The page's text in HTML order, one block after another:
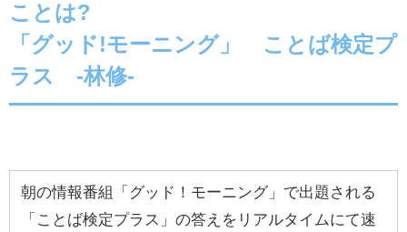
ことは?
「グッド!モーニング」 ことば検定プ
ラス -林修-
朝の情報番組「グッド！モーニング」で出題される
「ことば検定プラス」の答えをリアルタイムにて速